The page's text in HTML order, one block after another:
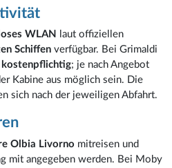
WLAN
laut offiziellen
Schiffen verfügbar. Bei Grimaldi
kostenpflichtig; je nach Angebot
Kabine aus möglich sein. Die
sich nach der jeweiligen Abfahrt.
Olbia Livorno mitreisen und
mit angegeben werden. Bei Moby